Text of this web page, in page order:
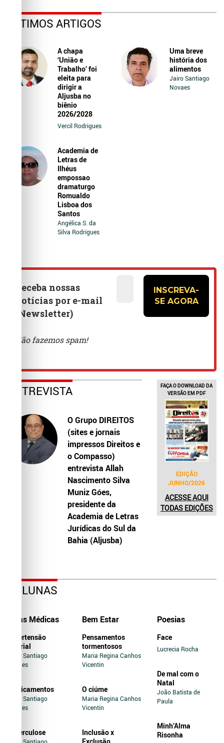
ÚLTIMOS ARTIGOS
A chapa
‘União e
Trabalho’ foi
eleita para
dirigir a
Aljusba no
biênio
2026/2028
Vercil Rodrigues
Uma breve
história dos
alimentos
Jairo Santiago
Novaes
Academia de
Letras de
Ilhéus
empossao
dramaturgo
Romualdo
Lisboa dos
Santos
Angélica S. da
Silva Rodrigues
ENTREVISTA
O Grupo DIREITOS
(sites e jornais
impressos Direitos e
o Compasso)
entrevista Allah
Nascimento Silva
Muniz Góes,
presidente da
Academia de Letras
Jurídicas do Sul da
Bahia (Aljusba)
FAÇA O DOWNLOAD DA
VERSÃO EM PDF
EDIÇÃO
JUNHO/2026
ACESSE AQUI
TODAS EDIÇÕES
COLUNAS
Dicas Médicas
Hipertensão
Arterial
Jairo Santiago
Novaes
Medicamentos
Jairo Santiago
Novaes
Tuberculose
Bem Estar
Pensamentos
tormentosos
Maria Regina Canhos
Vicentin
O ciúme
Maria Regina Canhos
Vicentin
Inclusão x
Poesias
Face
Lucrecia Rocha
De mal com o
Natal
João Batista de
Paula
Minh’Alma
Risonha